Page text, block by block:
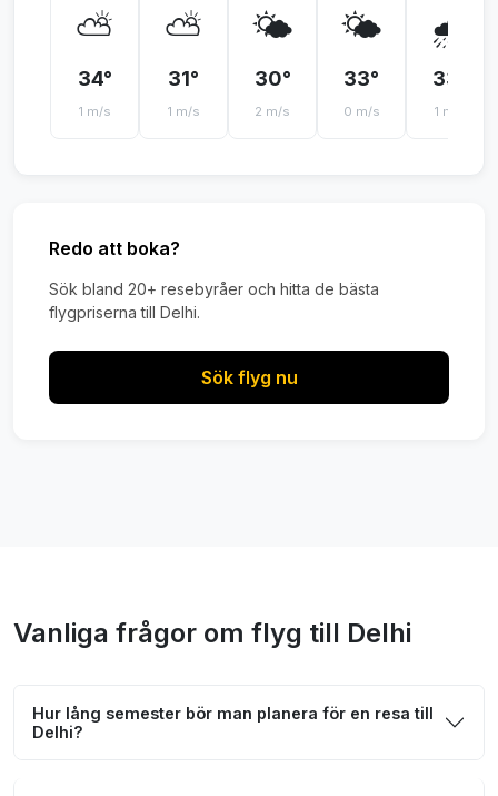
⛅
34°
1 m/s
⛅
31°
1 m/s
🌤️
30°
2 m/s
🌤️
33°
0 m/s
🌧️
33°
1 m/s
Redo att boka?
Sök bland 20+ resebyråer och hitta de bästa
flygpriserna till Delhi.
Sök flyg nu
Vanliga frågor om flyg till Delhi
Hur lång semester bör man planera för en resa till
Delhi?